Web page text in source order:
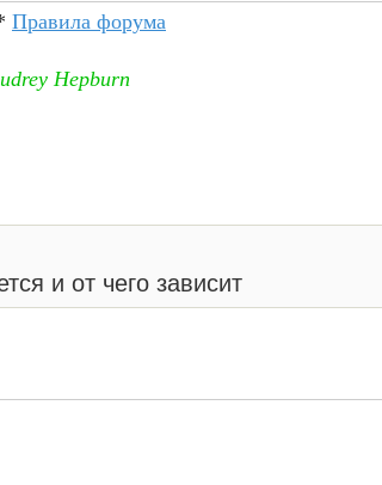
Правила форума
Hepburn
и от чего зависит